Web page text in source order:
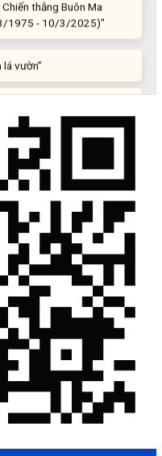
1975 - 10/3/2025)"
vườn”
đổi mới sáng tạo
đột phá
sản
nghệ tương lai
trong nước và quốc tế
ngành Cà phê và sản
Khơi thông mọi nguồn
kinh tế - xã hội năm
thắng Buôn Ma